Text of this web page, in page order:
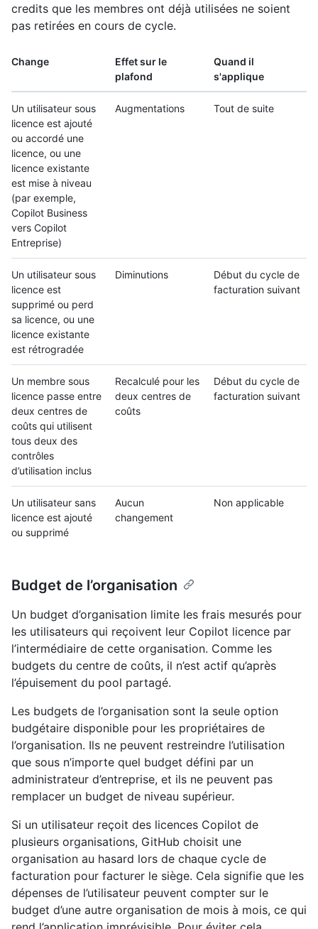
credits que les membres ont déjà utilisées ne soient
pas retirées en cours de cycle.
Change
Effet sur le
plafond
Quand il
s'applique
Un utilisateur sous
licence est ajouté
ou accordé une
licence, ou une
licence existante
est mise à niveau
(par exemple,
Copilot Business
vers Copilot
Entreprise)
Augmentations Tout de suite
Un utilisateur sous
licence est
supprimé ou perd
sa licence, ou une
licence existante
est rétrogradée
Diminutions
Début du cycle de
facturation suivant
Un membre sous
licence passe entre
deux centres de
coûts qui utilisent
tous deux des
contrôles
d’utilisation inclus
Recalculé pour les
deux centres de
coûts
Début du cycle de
facturation suivant
Un utilisateur sans
licence est ajouté
ou supprimé
Aucun
changement
Non applicable
Budget de l’organisation
Un budget d’organisation limite les frais mesurés pour
les utilisateurs qui reçoivent leur Copilot licence par
l’intermédiaire de cette organisation. Comme les
budgets du centre de coûts, il n’est actif qu’après
l’épuisement du pool partagé.
Les budgets de l’organisation sont la seule option
budgétaire disponible pour les propriétaires de
l’organisation. Ils ne peuvent restreindre l’utilisation
que sous n’importe quel budget défini par un
administrateur d’entreprise, et ils ne peuvent pas
remplacer un budget de niveau supérieur.
Si un utilisateur reçoit des licences Copilot de
plusieurs organisations, GitHub choisit une
organisation au hasard lors de chaque cycle de
facturation pour facturer le siège. Cela signifie que les
dépenses de l’utilisateur peuvent compter sur le
budget d’une autre organisation de mois à mois, ce qui